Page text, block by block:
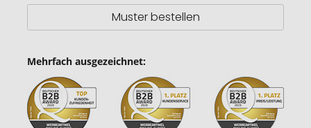
Muster bestellen
Mehrfach ausgezeichnet: